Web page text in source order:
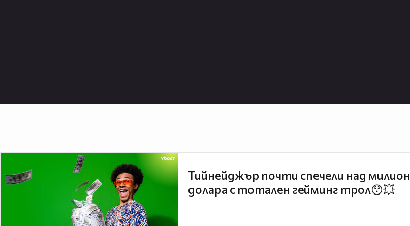
Тийнейджър почти спечели над милион
долара с тотален гейминг трол😯💥